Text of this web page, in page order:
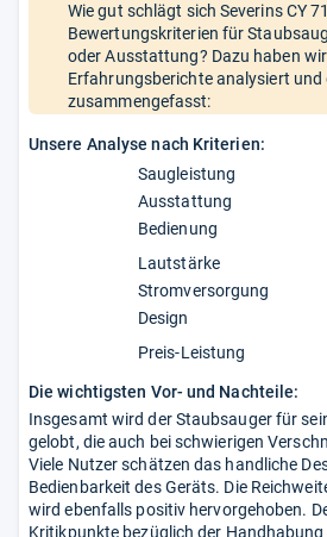
Wie gut schlägt sich Severins CY
Bewertungskriterien für
oder Ausstattung? Dazu haben
Erfahrungsberichte analysiert und
zusammengefasst:
Unsere Analyse nach Kriterien:
Saugleistung
Ausstattung
Bedienung
Lautstärke
Stromversorgung
Design
Preis-Leistung
Die wichtigsten Vor- und Nachteile:
Insgesamt wird der Staubsauger für
gelobt, die auch bei schwierigen
Viele Nutzer schätzen das handliche
Bedienbarkeit des Geräts. Die
wird ebenfalls positiv hervorgehoben.
Kritikpunkte bezüglich der Handhabung